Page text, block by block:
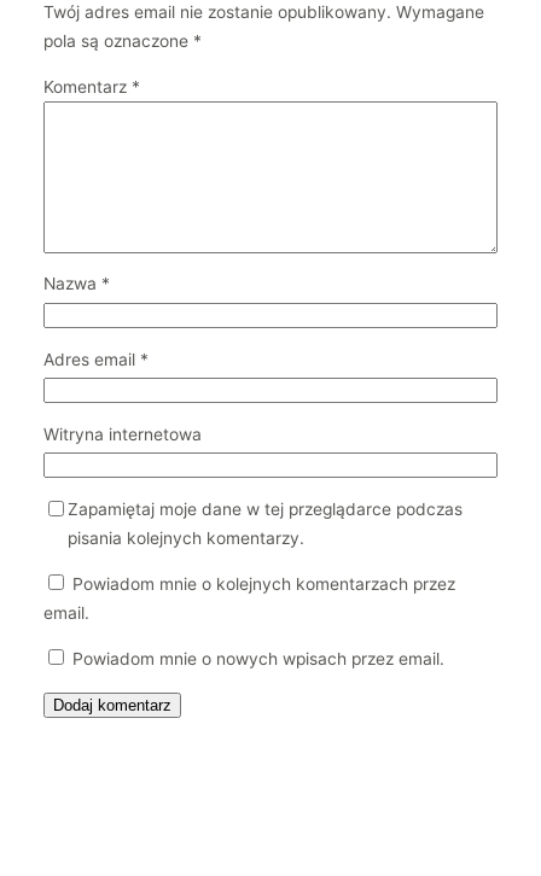
Twój adres email nie zostanie opublikowany. Wymagane
pola są oznaczone *
Komentarz *
Nazwa *
Adres email *
Witryna internetowa
Zapamiętaj moje dane w tej przeglądarce podczas
pisania kolejnych komentarzy.
Powiadom mnie o kolejnych komentarzach przez
email.
Powiadom mnie o nowych wpisach przez email.